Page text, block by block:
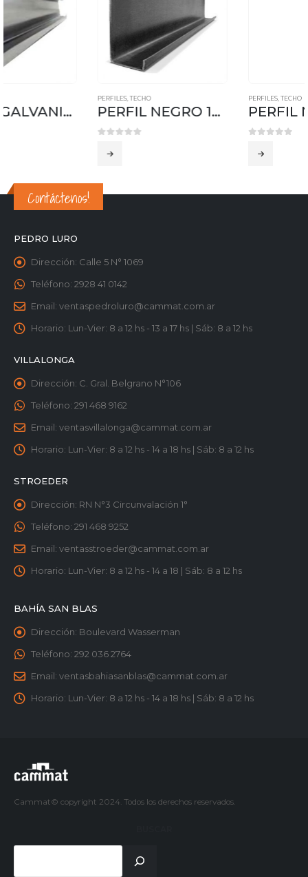
PERFIL NEGRO 120x50x15 PERFIL NEGRO 100x45x10
Contáctenos!
PEDRO LURO
Dirección: Calle 5 N° 1069
Teléfono: 2928 41 0142
Email: ventaspedroluro@cammat.com.ar
Horario: Lun-Vier: 8 a 12 hs - 13 a 17 hs | Sáb: 8 a 12 hs
VILLALONGA
Dirección: C. Gral. Belgrano N°106
Teléfono: 291 468 9162
Email: ventasvillalonga@cammat.com.ar
Horario: Lun-Vier: 8 a 12 hs - 14 a 18 hs | Sáb: 8 a 12 hs
STROEDER
Dirección: RN N°3 Circunvalación 1°
Teléfono: 291 468 9252
Email: ventasstroeder@cammat.com.ar
Horario: Lun-Vier: 8 a 12 hs - 14 a 18 | Sáb: 8 a 12 hs
BAHÍA SAN BLAS
Dirección: Boulevard Wasserman
Teléfono: 292 036 2764
Email: ventasbahiasanblas@cammat.com.ar
Horario: Lun-Vier: 8 a 12 hs - 14 a 18 hs | Sáb: 8 a 12 hs
Cammat© copyright 2024. Todos los derechos reservados.